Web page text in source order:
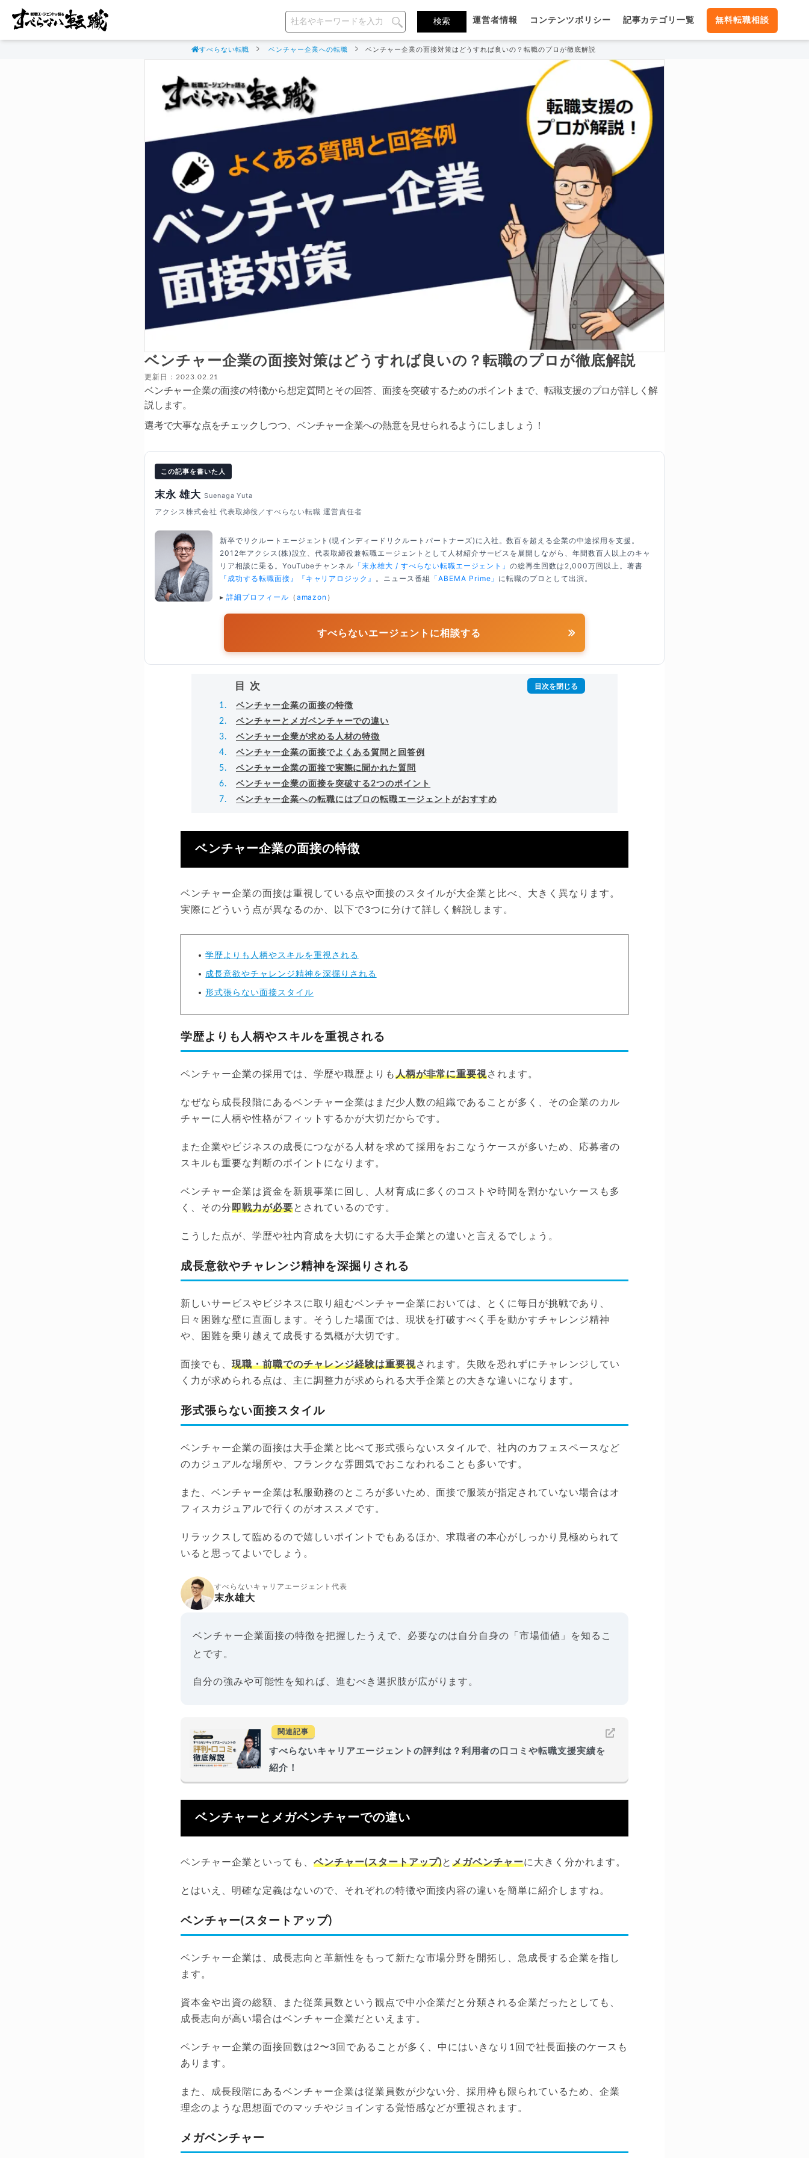
運営者情報 コンテンツポリシー 記事カテゴリ一覧 無料転職相談
すべらない転職 ベンチャー企業への転職 ベンチャー企業の面接対策はどうすれば良いの？転職のプロが徹底解説
ベンチャー企業の面接対策はどうすれば良いの？転職のプロが徹底解説
更新日：2023.02.21
ベンチャー企業の面接の特徴から想定質問とその回答、面接を突破するためのポイントまで、転職支援のプロが詳しく解
説します。
選考で大事な点をチェックしつつ、ベンチャー企業への熱意を見せられるようにしましょう！
この記事を書いた人
末永 雄大 Suenaga Yuta
アクシス株式会社 代表取締役／すべらない転職 運営責任者
新卒でリクルートエージェント(現インディードリクルートパートナーズ)に入社。数百を超える企業の中途採用を支援。
2012年アクシス(株)設立、代表取締役兼転職エージェントとして人材紹介サービスを展開しながら、年間数百人以上のキャ
リア相談に乗る。YouTubeチャンネル 「末永雄大 / すべらない転職エージェント」の総再生回数は2,000万回以上。著書
『成功する転職面接』
『キャリアロジック』 。ニュース番組 「ABEMA Prime」 に転職のプロとして出演。
▸ 詳細プロフィール （ amazon ）
すべらないエージェントに相談する
目次
ベンチャー企業の面接の特徴
ベンチャーとメガベンチャーでの違い
ベンチャー企業が求める人材の特徴
ベンチャー企業の面接でよくある質問と回答例
ベンチャー企業の面接で実際に聞かれた質問
ベンチャー企業の面接を突破する2つのポイント
ベンチャー企業への転職にはプロの転職エージェントがおすすめ
ベンチャー企業の面接の特徴
ベンチャー企業の面接は重視している点や面接のスタイルが大企業と比べ、大きく異なります。
実際にどういう点が異なるのか、以下で3つに分けて詳しく解説します。
学歴よりも人柄やスキルを重視される
成長意欲やチャレンジ精神を深掘りされる
形式張らない面接スタイル
学歴よりも人柄やスキルを重視される
ベンチャー企業の採用では、学歴や職歴よりも人柄が非常に重要視されます。
なぜなら成長段階にあるベンチャー企業はまだ少人数の組織であることが多く、その企業のカル
チャーに人柄や性格がフィットするかが大切だからです。
また企業やビジネスの成長につながる人材を求めて採用をおこなうケースが多いため、応募者の
スキルも重要な判断のポイントになります。
ベンチャー企業は資金を新規事業に回し、人材育成に多くのコストや時間を割かないケースも多
く、その分即戦力が必要とされているのです。
こうした点が、学歴や社内育成を大切にする大手企業との違いと言えるでしょう。
成長意欲やチャレンジ精神を深掘りされる
新しいサービスやビジネスに取り組むベンチャー企業においては、とくに毎日が挑戦であり、
日々困難な壁に直面します。そうした場面では、現状を打破すべく手を動かすチャレンジ精神
や、困難を乗り越えて成長する気概が大切です。
面接でも、現職・前職でのチャレンジ経験は重要視されます。失敗を恐れずにチャレンジしてい
く力が求められる点は、主に調整力が求められる大手企業との大きな違いになります。
形式張らない面接スタイル
ベンチャー企業の面接は大手企業と比べて形式張らないスタイルで、社内のカフェスペースなど
のカジュアルな場所や、フランクな雰囲気でおこなわれることも多いです。
また、ベンチャー企業は私服勤務のところが多いため、面接で服装が指定されていない場合はオ
フィスカジュアルで行くのがオススメです。
リラックスして臨めるので嬉しいポイントでもあるほか、求職者の本心がしっかり見極められて
いると思ってよいでしょう。
すべらないキャリアエージェント代表
末永雄大
ベンチャー企業面接の特徴を把握したうえで、必要なのは自分自身の「市場価値」を知るこ
とです。
自分の強みや可能性を知れば、進むべき選択肢が広がります。
関連記事
すべらないキャリアエージェントの評判は？利用者の口コミや転職支援実績を
紹介！
ベンチャーとメガベンチャーでの違い
ベンチャー企業といっても、 ベンチャー(スタートアップ)とメガベンチャーに大きく分かれます。
とはいえ、明確な定義はないので、それぞれの特徴や面接内容の違いを簡単に紹介しますね。
ベンチャー(スタートアップ)
ベンチャー企業は、成長志向と革新性をもって新たな市場分野を開拓し、急成長する企業を指し
ます。
資本金や出資の総額、また従業員数という観点で中小企業だと分類される企業だったとしても、
成長志向が高い場合はベンチャー企業だといえます。
ベンチャー企業の面接回数は2〜3回であることが多く、中にはいきなり1回で社長面接のケースも
あります。
また、成長段階にあるベンチャー企業は従業員数が少ない分、採用枠も限られているため、企業
理念のような思想面でのマッチやジョインする覚悟感などが重視されます。
メガベンチャー